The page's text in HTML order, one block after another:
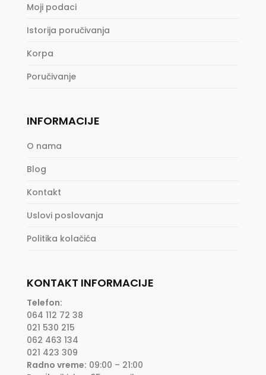
Moji podaci
Istorija poručivanja
Korpa
Poručivanje
INFORMACIJE
O nama
Blog
Kontakt
Uslovi poslovanja
Politika kolačića
KONTAKT INFORMACIJE
Telefon:
064 112 72 38
021 530 215
062 463 134
021 423 309
Radno vreme: 09:00 – 21:00